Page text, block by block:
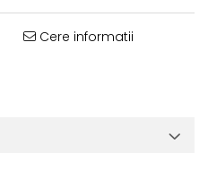
Cere informatii